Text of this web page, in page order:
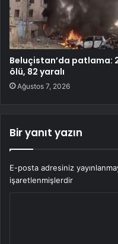
Beluçistan’da patlama:
ölü, 82 yaralı
Ağustos 7, 2026
Bir yanıt yazın
E-posta adresiniz
işaretlenmişlerdir